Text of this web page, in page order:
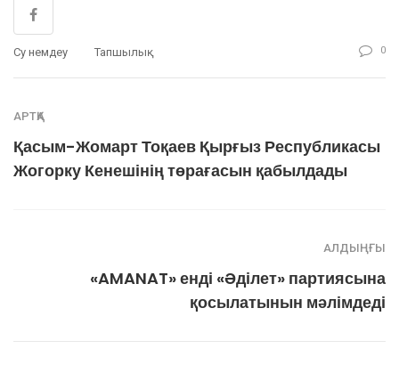
Су Үнемдеу Тапшылық 0
АРТҚА
Қасым-Жомарт Тоқаев Қырғыз Республикасы
Жогорку Кенешінің төрағасын қабылдады
АЛДЫҢҒЫ
«AMANAT» енді «Әділет» партиясына
қосылатынын мәлімдеді